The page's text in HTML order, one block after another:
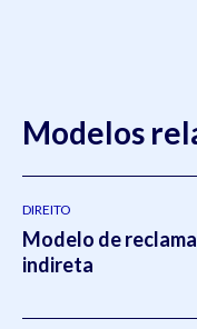
Modelos
DIREITO
Modelo de
indireta